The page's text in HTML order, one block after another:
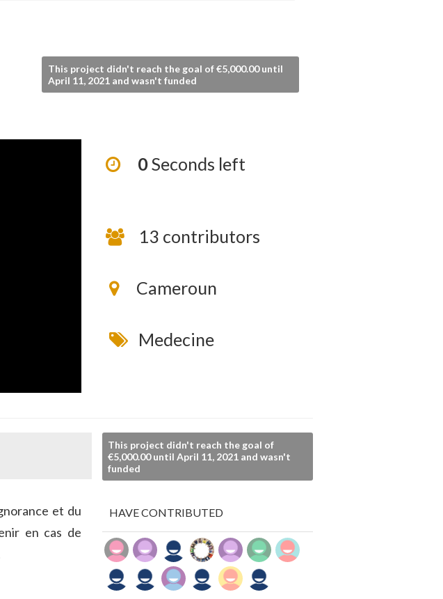
This project didn't reach the goal of €5,000.00 until
April 11, 2021 and wasn't funded
0Seconds left
13 contributors
Cameroun
Medecine
et du
en cas de
This project didn't reach the goal of
€5,000.00 until April 11, 2021 and wasn't
funded
HAVE CONTRIBUTED